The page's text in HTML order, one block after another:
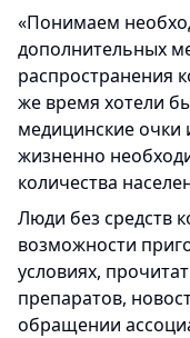
«Понимаем
дополнительных
распространения
же время хотели
медицинские очки
жизненно
количества
Люди без средств
возможности
условиях,
препаратов,
обращении